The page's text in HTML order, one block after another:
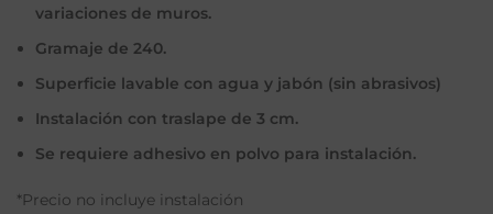
variaciones de muros.
Gramaje de 240.
Superficie lavable con agua y jabón (sin abrasivos)
Instalación con traslape de 3 cm.
Se requiere adhesivo en polvo para instalación.
*Precio no incluye instalación